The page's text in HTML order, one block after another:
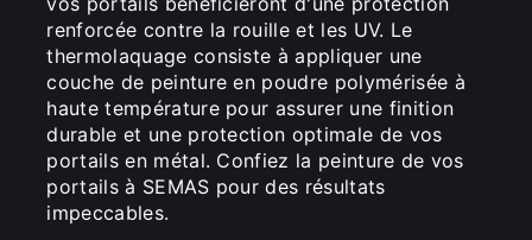
renforcée contre la rouille et les UV. Le
thermolaquage consiste à appliquer une
couche de peinture en poudre polymérisée à
haute température pour assurer une finition
durable et une protection optimale de vos
portails en métal. Confiez la peinture de vos
portails à SEMAS pour des résultats
impeccables.